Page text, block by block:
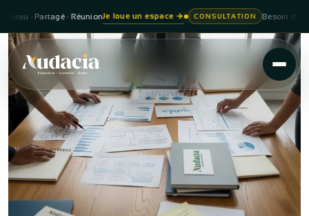
Partagé · RéunionJe loue un espace→ CONSULTATION Besoin d’un